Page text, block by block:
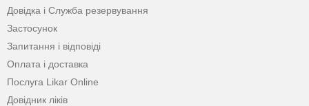
Довідка і Служба резервування
Застосунок
Запитання і відповіді
Оплата і доставка
Послуга Likar Online
Довідник ліків